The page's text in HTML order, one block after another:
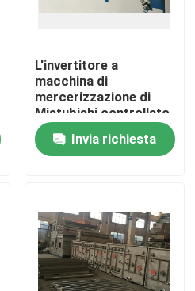
L'invertitore a
macchina di
mercerizzazione di
Mistubishi controllato
invertitore senza
catena/clip/ha
combinato il tipo
Invia richiesta